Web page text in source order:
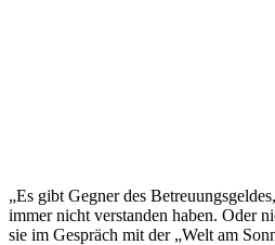
„Es gibt Gegner des
immer nicht verstanden haben. Oder
sie im Gespräch mit der „Welt am